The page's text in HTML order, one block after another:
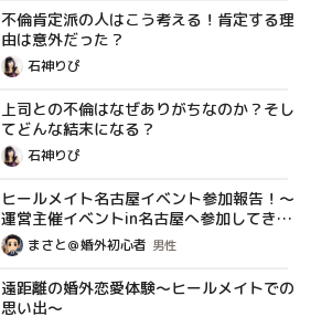
不倫肯定派の人はこう考える！肯定する理
由は意外だった？
石神りぴ
上司との不倫はなぜありがちなのか？そし
てどんな結末になる？
石神りぴ
ヒールメイト名古屋イベント参加報告！～
運営主催イベントin名古屋へ参加してきま
した！会場の熱気を報告します！
まさと＠婚外初心者 男性
遠距離の婚外恋愛体験～ヒールメイトでの
思い出～